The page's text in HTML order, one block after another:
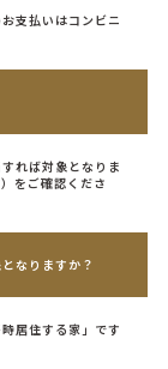
支払いはコンビニ
れば対象となりま
をご確認くださ
なりますか？
居住する家」です